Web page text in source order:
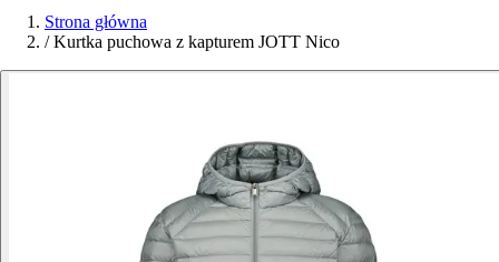
Strona główna
/ Kurtka puchowa z kapturem JOTT Nico